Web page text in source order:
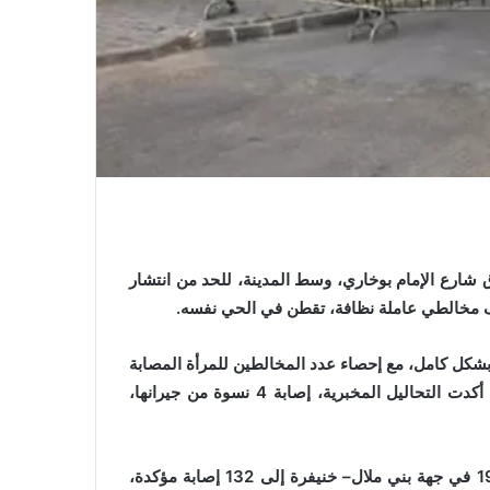
شارع الإمام بوخاري، وسط المدينة، للحد من انتشار
كامل، مع إحصاء عدد المخالطين للمرأة المصابة
بفيروس كورونا، واخضاعهم للتحاليل المخبرية الاحترازية، بعدما أكدت التحاليل المخبرية، إصابة 4 نسوة من جيرانها،
هذا وقد ارتفع العدد الإجمالي للحالات المصابة بفيروس كوفيد 19 في جهة بني ملال– خنيفرة إلى 132 إصابة مؤكدة،